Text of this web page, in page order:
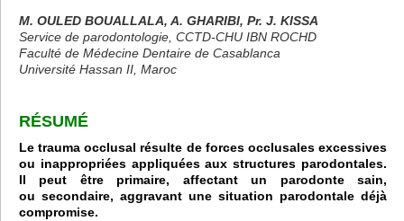
M. OULED BOUALLALA, A. GHARIBI, Pr. J. KISSA
Service de parodontologie, CCTD-CHU IBN ROCHD
Faculté de Médecine Dentaire de Casablanca
Université Hassan II, Maroc
RÉSUMÉ
Le trauma occlusal résulte de forces occlusales excessives
ou inappropriées appliquées aux structures parodontales.
Il peut être primaire, affectant un parodonte sain,
ou secondaire, aggravant une situation parodontale déjà
compromise.